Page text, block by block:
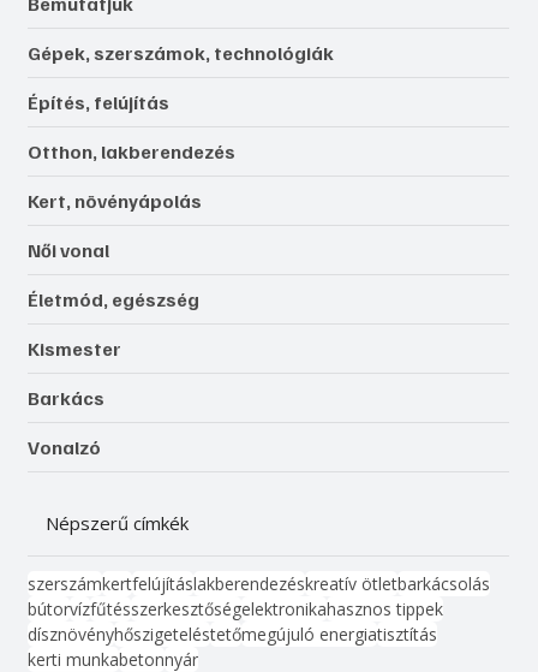
Gépek, szerszámok, technológiák
Építés, felújítás
Otthon, lakberendezés
Kert, növényápolás
Női vonal
Életmód, egészség
Kismester
Barkács
Vonalzó
Népszerű címkék
szerszámkertfelújításlakberendezéskreatív ötletbarkácsolás
bútorvízfűtésszerkesztőségelektronikahasznos tippek
dísznövényhőszigeteléstetőmegújuló energiatisztítás
kerti munkabetonnyár